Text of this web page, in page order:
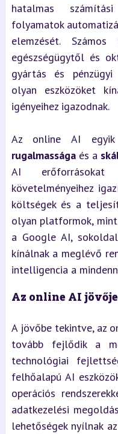
hatalmas
folyamatok
elemzését.
egészségügytől és
gyártás és
olyan eszközöket
igényeihez igazodnak.
Az online AI egyik
rugalmasságaés a
AI
követelményeihez
költségek és a
olyan platformok,
a Google AI,
kínálnak a meglévő
intelligencia a
Az online AI
A jövőbe tekintve, az
tovább fejlődik a
technológiai
felhőalapú AI
operációs
adatkezelési
lehetőségek nyílnak